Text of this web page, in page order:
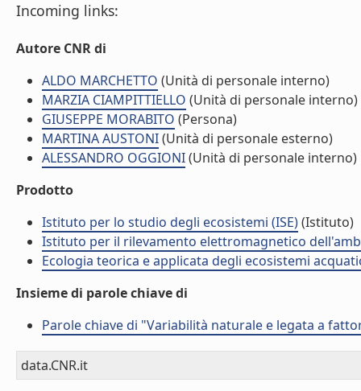
Incoming links:
Autore CNR di
ALDO MARCHETTO (Unità di personale interno)
MARZIA CIAMPITTIELLO (Unità di personale interno)
GIUSEPPE MORABITO (Persona)
MARTINA AUSTONI(Unità di personale esterno)
ALESSANDRO OGGIONI(Unità di personale interno)
Prodotto
Istituto per lo studio degli ecosistemi (ISE)(Istituto)
Istituto per il rilevamento elettromagnetico
Ecologia teorica e applicata degli ecosistemi
Insieme di parole chiave di
Parole chiave di "Variabilità naturale e legata a
data.CNR.it